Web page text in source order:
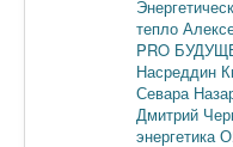
тепло
PRO
Насреддин
Севара
Дмитрий
энергетика